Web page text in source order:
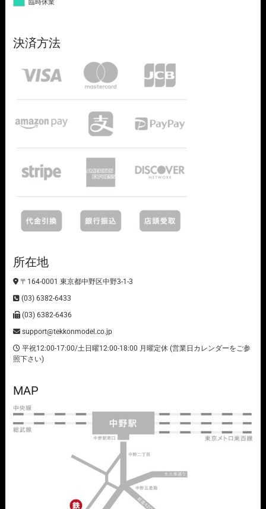
決済方法
所在地
〒164-0001 東京都中野区中野3-1-3
(03) 6382-6433
(03) 6382-6436
support@tekkonmodel.co.jp
平祝12:00-17:00/土日曜12:00-18:00 月曜定休 (営業日カレンダーをご参
照下さい)
MAP